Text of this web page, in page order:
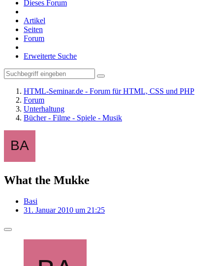
Dieses Forum
Artikel
Seiten
Forum
Erweiterte Suche
HTML-Seminar.de - Forum für HTML, CSS und PHP
Forum
Unterhaltung
Bücher - Filme - Spiele - Musik
What the Mukke
Basi
31. Januar 2010 um 21:25